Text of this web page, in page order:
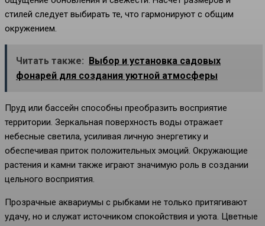
стилей следует выбирать те, что гармонируют с общим
окружением.
Читать также: Выбор и установка садовых
фонарей для создания уютной атмосферы
Пруд или бассейн способны преобразить восприятие
территории. Зеркальная поверхность воды отражает
небесные светила, усиливая личную энергетику и
обеспечивая приток положительных эмоций. Окружающие
растения и камни также играют значимую роль в создании
цельного восприятия.
Прозрачные аквариумы с рыбками не только притягивают
удачу, но и служат источником спокойствия и уюта. Цветные